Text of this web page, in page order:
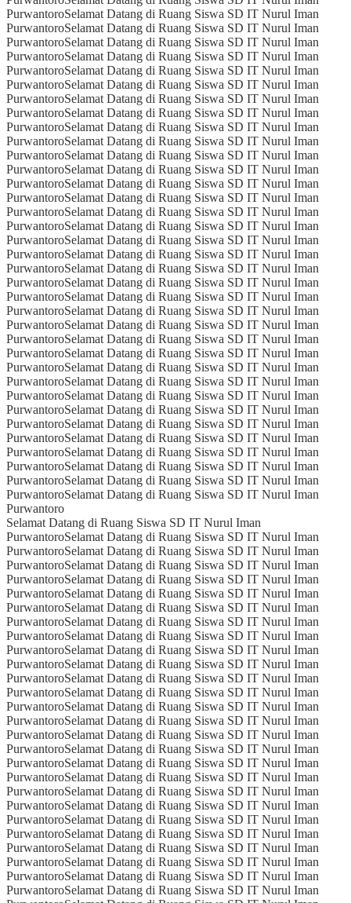
PurwantoroSelamat Datang di Ruang Siswa SD IT Nurul Iman
PurwantoroSelamat Datang di Ruang Siswa SD IT Nurul Iman
PurwantoroSelamat Datang di Ruang Siswa SD IT Nurul Iman
PurwantoroSelamat Datang di Ruang Siswa SD IT Nurul Iman
PurwantoroSelamat Datang di Ruang Siswa SD IT Nurul Iman
PurwantoroSelamat Datang di Ruang Siswa SD IT Nurul Iman
PurwantoroSelamat Datang di Ruang Siswa SD IT Nurul Iman
PurwantoroSelamat Datang di Ruang Siswa SD IT Nurul Iman
PurwantoroSelamat Datang di Ruang Siswa SD IT Nurul Iman
PurwantoroSelamat Datang di Ruang Siswa SD IT Nurul Iman
PurwantoroSelamat Datang di Ruang Siswa SD IT Nurul Iman
PurwantoroSelamat Datang di Ruang Siswa SD IT Nurul Iman
PurwantoroSelamat Datang di Ruang Siswa SD IT Nurul Iman
PurwantoroSelamat Datang di Ruang Siswa SD IT Nurul Iman
PurwantoroSelamat Datang di Ruang Siswa SD IT Nurul Iman
PurwantoroSelamat Datang di Ruang Siswa SD IT Nurul Iman
PurwantoroSelamat Datang di Ruang Siswa SD IT Nurul Iman
PurwantoroSelamat Datang di Ruang Siswa SD IT Nurul Iman
PurwantoroSelamat Datang di Ruang Siswa SD IT Nurul Iman
PurwantoroSelamat Datang di Ruang Siswa SD IT Nurul Iman
PurwantoroSelamat Datang di Ruang Siswa SD IT Nurul Iman
PurwantoroSelamat Datang di Ruang Siswa SD IT Nurul Iman
PurwantoroSelamat Datang di Ruang Siswa SD IT Nurul Iman
PurwantoroSelamat Datang di Ruang Siswa SD IT Nurul Iman
PurwantoroSelamat Datang di Ruang Siswa SD IT Nurul Iman
PurwantoroSelamat Datang di Ruang Siswa SD IT Nurul Iman
PurwantoroSelamat Datang di Ruang Siswa SD IT Nurul Iman
PurwantoroSelamat Datang di Ruang Siswa SD IT Nurul Iman
PurwantoroSelamat Datang di Ruang Siswa SD IT Nurul Iman
PurwantoroSelamat Datang di Ruang Siswa SD IT Nurul Iman
PurwantoroSelamat Datang di Ruang Siswa SD IT Nurul Iman
PurwantoroSelamat Datang di Ruang Siswa SD IT Nurul Iman
PurwantoroSelamat Datang di Ruang Siswa SD IT Nurul Iman
PurwantoroSelamat Datang di Ruang Siswa SD IT Nurul Iman
PurwantoroSelamat Datang di Ruang Siswa SD IT Nurul Iman
Purwantoro
Selamat Datang di Ruang Siswa SD IT Nurul Iman
PurwantoroSelamat Datang di Ruang Siswa SD IT Nurul Iman
PurwantoroSelamat Datang di Ruang Siswa SD IT Nurul Iman
PurwantoroSelamat Datang di Ruang Siswa SD IT Nurul Iman
PurwantoroSelamat Datang di Ruang Siswa SD IT Nurul Iman
PurwantoroSelamat Datang di Ruang Siswa SD IT Nurul Iman
PurwantoroSelamat Datang di Ruang Siswa SD IT Nurul Iman
PurwantoroSelamat Datang di Ruang Siswa SD IT Nurul Iman
PurwantoroSelamat Datang di Ruang Siswa SD IT Nurul Iman
PurwantoroSelamat Datang di Ruang Siswa SD IT Nurul Iman
PurwantoroSelamat Datang di Ruang Siswa SD IT Nurul Iman
PurwantoroSelamat Datang di Ruang Siswa SD IT Nurul Iman
PurwantoroSelamat Datang di Ruang Siswa SD IT Nurul Iman
PurwantoroSelamat Datang di Ruang Siswa SD IT Nurul Iman
PurwantoroSelamat Datang di Ruang Siswa SD IT Nurul Iman
PurwantoroSelamat Datang di Ruang Siswa SD IT Nurul Iman
PurwantoroSelamat Datang di Ruang Siswa SD IT Nurul Iman
PurwantoroSelamat Datang di Ruang Siswa SD IT Nurul Iman
PurwantoroSelamat Datang di Ruang Siswa SD IT Nurul Iman
PurwantoroSelamat Datang di Ruang Siswa SD IT Nurul Iman
PurwantoroSelamat Datang di Ruang Siswa SD IT Nurul Iman
PurwantoroSelamat Datang di Ruang Siswa SD IT Nurul Iman
PurwantoroSelamat Datang di Ruang Siswa SD IT Nurul Iman
PurwantoroSelamat Datang di Ruang Siswa SD IT Nurul Iman
PurwantoroSelamat Datang di Ruang Siswa SD IT Nurul Iman
PurwantoroSelamat Datang di Ruang Siswa SD IT Nurul Iman
PurwantoroSelamat Datang di Ruang Siswa SD IT Nurul Iman